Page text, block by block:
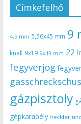
Címkefelhő
4,5 mm 5,56x45 mm 9
knall 9x19 9x19 mm 22
fegyverjog
gázpisztoly
gépkarabély heckler